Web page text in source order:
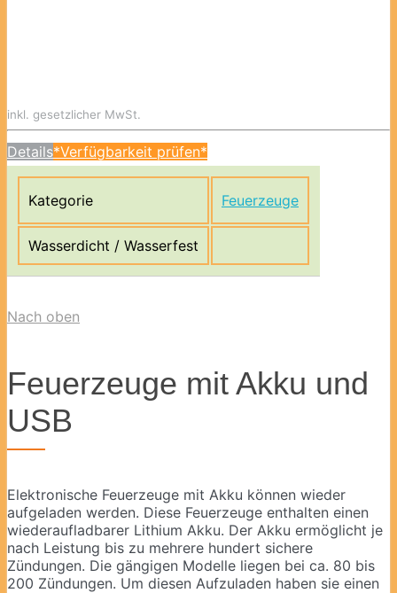
inkl. gesetzlicher MwSt.
Details*Verfügbarkeit prüfen*
Kategorie Feuerzeuge
Wasserdicht / Wasserfest
Nach oben
Feuerzeuge mit Akku und
USB
Elektronische Feuerzeuge mit Akku können wieder
aufgeladen werden. Diese Feuerzeuge enthalten einen
wiederaufladbarer Lithium Akku. Der Akku ermöglicht je
nach Leistung bis zu mehrere hundert sichere
Zündungen. Die gängigen Modelle liegen bei ca. 80 bis
200 Zündungen. Um diesen Aufzuladen haben sie einen